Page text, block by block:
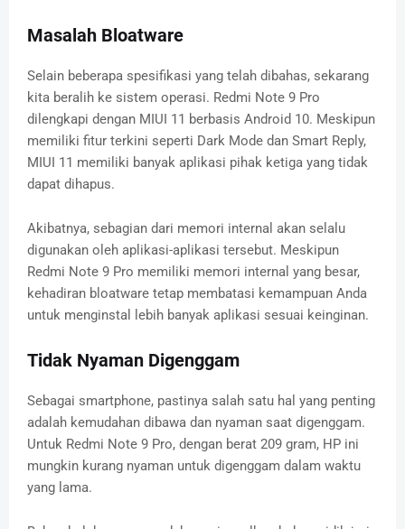
Masalah Bloatware
Selain beberapa spesifikasi yang telah dibahas, sekarang
kita beralih ke sistem operasi. Redmi Note 9 Pro
dilengkapi dengan MIUI 11 berbasis Android 10. Meskipun
memiliki fitur terkini seperti Dark Mode dan Smart Reply,
MIUI 11 memiliki banyak aplikasi pihak ketiga yang tidak
dapat dihapus.
Akibatnya, sebagian dari memori internal akan selalu
digunakan oleh aplikasi-aplikasi tersebut. Meskipun
Redmi Note 9 Pro memiliki memori internal yang besar,
kehadiran bloatware tetap membatasi kemampuan Anda
untuk menginstal lebih banyak aplikasi sesuai keinginan.
Tidak Nyaman Digenggam
Sebagai smartphone, pastinya salah satu hal yang penting
adalah kemudahan dibawa dan nyaman saat digenggam.
Untuk Redmi Note 9 Pro, dengan berat 209 gram, HP ini
mungkin kurang nyaman untuk digenggam dalam waktu
yang lama.